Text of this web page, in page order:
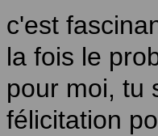
c'est
la fois le
pour moi, tu
félicitation